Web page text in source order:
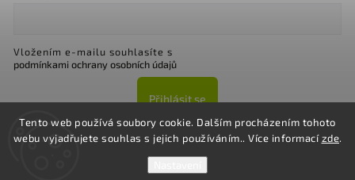
Tento web používá soubory cookie. Dalším procházením tohoto
webu vyjadřujete souhlas s jejich používáním.. Více informacízde.
Vložením e-mailu souhlasíte s
podmínkami ochrany osobních údajů
Přihlásit se